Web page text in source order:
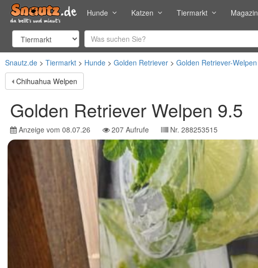
Hunde Katzen Tiermarkt Magazin
Snautz.de Tiermarkt Hunde Golden Retriever Golden Retriever-Welpen
Chihuahua Welpen
Golden Retriever Welpen 9.5
Anzeige vom 08.07.26 207 Aufrufe Nr. 288253515